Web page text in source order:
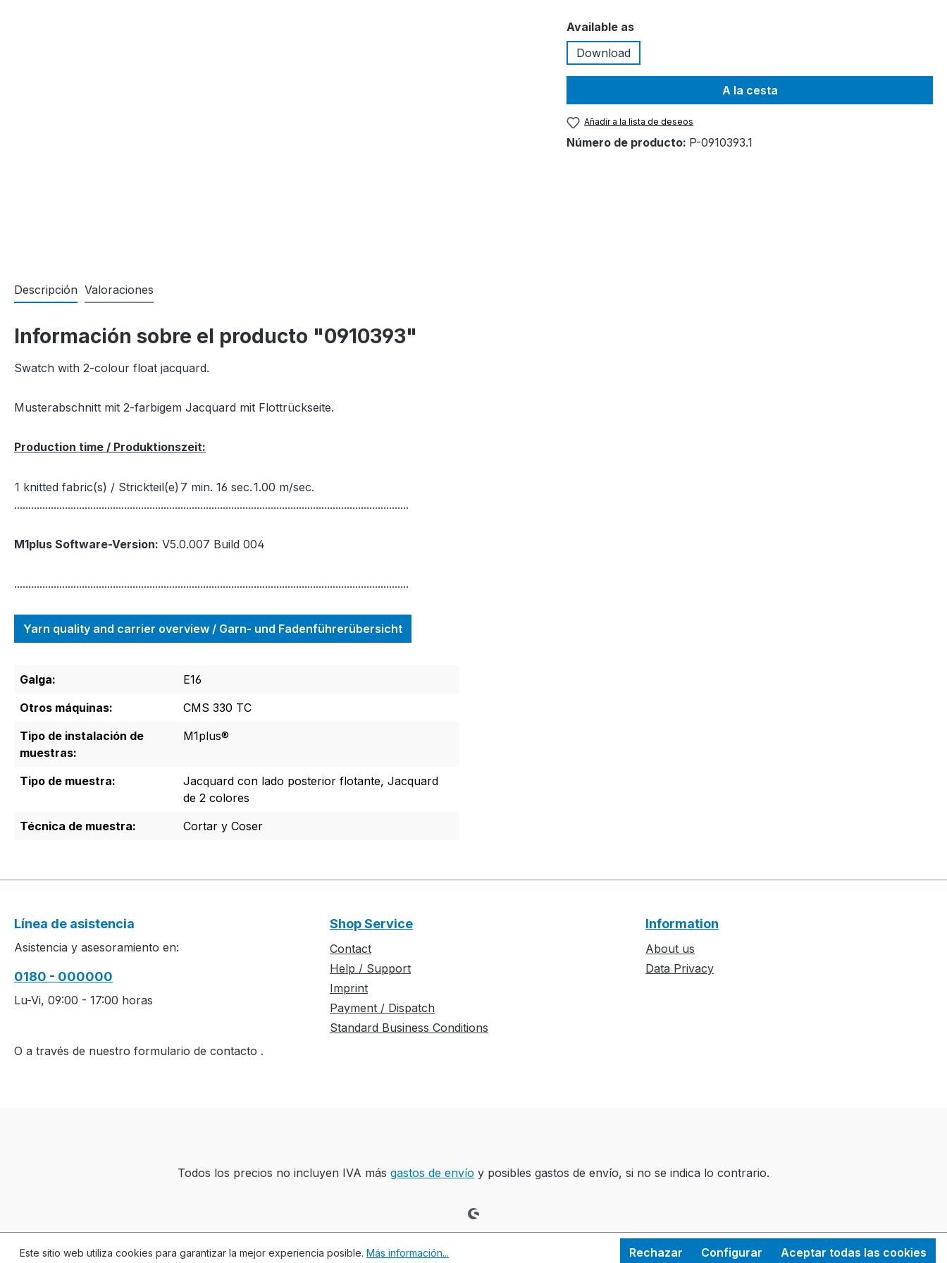
Seleccione
Available as
Download
A la cesta
Añadir a la lista de deseos
Número de producto: P-0910393.1
Descripción Valoraciones
Información sobre el producto "0910393"
Swatch with 2-colour float jacquard.
Musterabschnitt mit 2-farbigem Jacquard mit Flottrückseite.
Production time / Produktionszeit:
1 knitted fabric(s) / Strickteil(e) 7 min. 16 sec.1.00 m/sec.
............................................................................................................................................
M1plus Software-Version: V5.0.007 Build 004
............................................................................................................................................
Yarn quality and carrier overview / Garn- und Fadenführerübersicht
Galga:
E16
Otros máquinas:
CMS 330 TC
Tipo de instalación de
muestras:
M1plus®
Tipo de muestra:
Jacquard con lado posterior flotante, Jacquard
de 2 colores
Técnica de muestra:
Cortar y Coser
Línea de asistencia
Asistencia y asesoramiento en:
0180 - 000000
Lu-Vi, 09:00 - 17:00 horas
O a través de nuestro formulario de contacto .
Shop Service
Contact
Help / Support
Imprint
Payment / Dispatch
Standard Business Conditions
Information
About us
Data Privacy
Todos los precios no incluyen IVA más gastos de envío y posibles gastos de envío, si no se indica lo contrario.
Este sitio web utiliza cookies para garantizar la mejor experiencia posible. Más información... Rechazar Configurar Aceptar todas las cookies